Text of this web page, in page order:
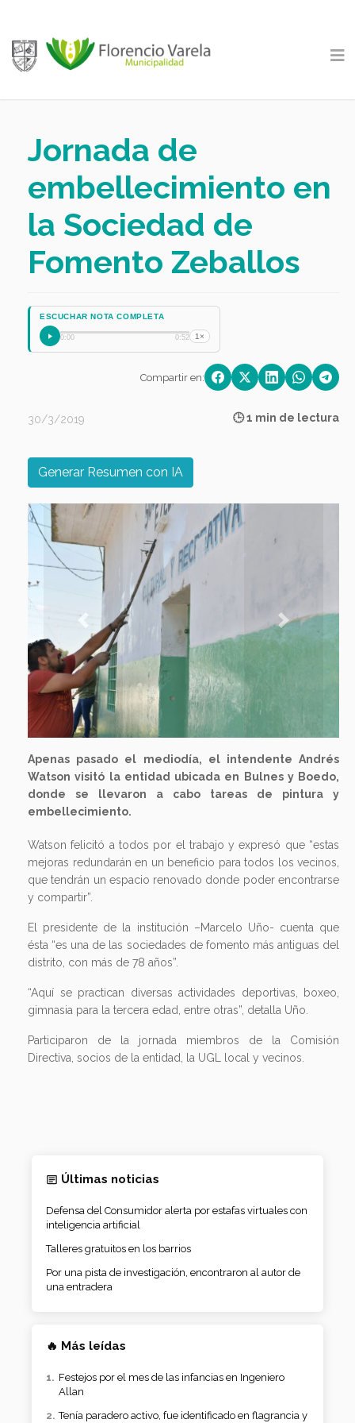
Jornada de
embellecimiento en
la Sociedad de
Fomento Zeballos
ESCUCHAR NOTA COMPLETA
0:00 0:52 1×
Compartir en:
30/3/2019 🕒 1 min de lectura
Generar Resumen con IA
Previous Next
Apenas pasado el mediodía, el intendente Andrés
Watson visitó la entidad ubicada en Bulnes y Boedo,
donde se llevaron a cabo tareas de pintura y
embellecimiento.
Watson felicitó a todos por el trabajo y expresó que “estas
mejoras redundarán en un beneficio para todos los vecinos,
que tendrán un espacio renovado donde poder encontrarse
y compartir”.
El presidente de la institución –Marcelo Uño- cuenta que
ésta “es una de las sociedades de fomento más antiguas del
distrito, con más de 78 años”.
“Aquí se practican diversas actividades deportivas, boxeo,
gimnasia para la tercera edad, entre otras”, detalla Uño.
Participaron de la jornada miembros de la Comisión
Directiva, socios de la entidad, la UGL local y vecinos.
Últimas noticias
Defensa del Consumidor alerta por estafas virtuales con
inteligencia artificial
Talleres gratuitos en los barrios
Por una pista de investigación, encontraron al autor de
una entradera
🔥 Más leídas
Festejos por el mes de las infancias en Ingeniero
Allan
Tenía paradero activo, fue identificado en flagrancia y